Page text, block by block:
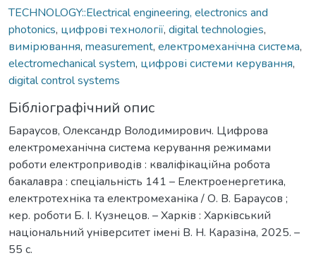
TECHNOLOGY::Electrical engineering, electronics and
photonics, цифрові технології, digital technologies,
вимірювання, measurement, електромеханічна система,
electromechanical system, цифрові системи керування,
digital control systems
Бібліографічний опис
Бараусов, Олександр Володимирович. Цифрова
електромеханічна система керування режимами
роботи електроприводів : кваліфікаційна робота
бакалавра : спеціальність 141 – Електроенергетика,
електротехніка та електромеханіка / О. В. Бараусов ;
кер. роботи Б. І. Кузнецов. – Харків : Харківський
національний університет імені В. Н. Каразіна, 2025. –
55 с.